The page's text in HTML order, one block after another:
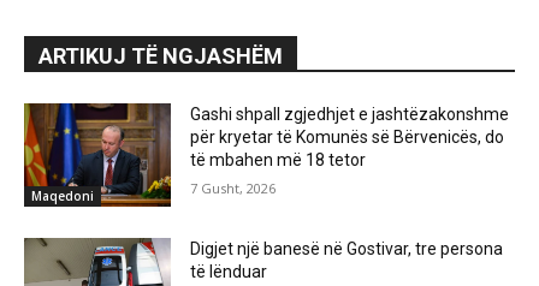
ARTIKUJ TË NGJASHËM
Maqedoni
Gashi shpall zgjedhjet e jashtëzakonshme
për kryetar të Komunës së Bërvenicës, do
të mbahen më 18 tetor
7 Gusht, 2026
Digjet një banesë në Gostivar, tre persona
të lënduar